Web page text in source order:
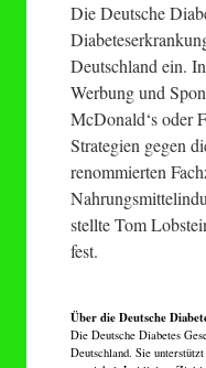
Die Deutsche
Deutschland ein.
Werbung und
McDonald‘s oder
Strategien gegen
renommierten
stellte Tom
fest.
Über die Deutsche
Die Deutsche Diabetes
Deutschland. Sie